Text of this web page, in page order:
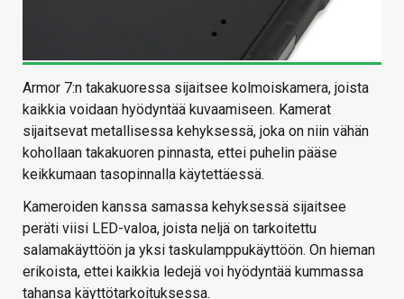
Armor 7:n takakuoressa sijaitsee kolmoiskamera, joista
kaikkia voidaan hyödyntää kuvaamiseen. Kamerat
sijaitsevat metallisessa kehyksessä, joka on niin vähän
kohollaan takakuoren pinnasta, ettei puhelin pääse
keikkumaan tasopinnalla käytettäessä.
Kameroiden kanssa samassa kehyksessä sijaitsee
peräti viisi LED-valoa, joista neljä on tarkoitettu
salamakäyttöön ja yksi taskulamppukäyttöön. On hieman
erikoista, ettei kaikkia ledejä voi hyödyntää kummassa
tahansa käyttötarkoituksessa.